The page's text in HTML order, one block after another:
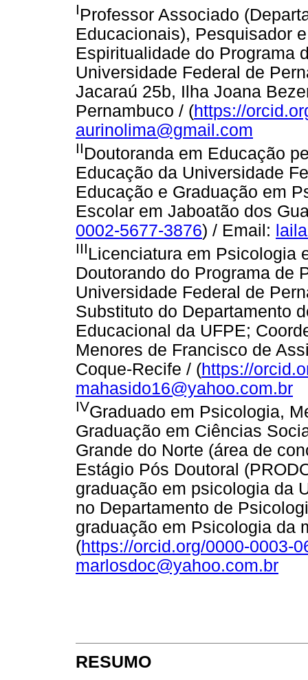
IProfessor Associado
Educacionais), Pesquisador
Espiritualidade do Programa
Universidade Federal de
Jacaraú 25b, Ilha Joana
Pernambuco / (https://
aurinolima@gmail.com
IIDoutoranda em Educação
Educação da Universidade
Educação e Graduação em
Escolar em Jaboatão dos
0002-5677-3876) / Email:
IIILicenciatura em Psicologia
Doutorando do Programa de
Universidade Federal de
Substituto do Departamento
Educacional da UFPE;
Menores de Francisco de
Coque-Recife / (https://
mahasido16@yahoo.com.br
IVGraduado em Psicologia,
Graduação em Ciências
Grande do Norte (área de
Estágio Pós Doutoral
graduação em psicologia da
no Departamento de
graduação em Psicologia da
(https://orcid.org/0000-0003-
marlosdoc@yahoo.com.br
RESUMO